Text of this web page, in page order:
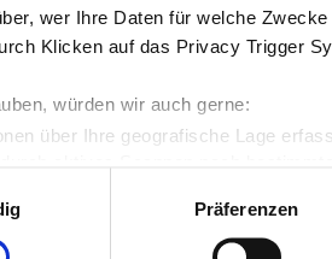
wer Ihre Daten für welche
Klicken auf das Privacy Trigger
würden wir auch gerne:
über Ihre geografische Lage
durch aktives Scannen nach
Präferenzen